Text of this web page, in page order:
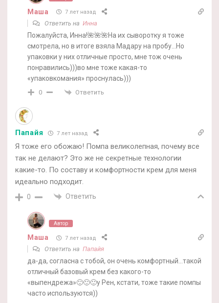
Маша 7 лет назад
Ответить на Инна
Пожалуйста, Инна!🌺🌺🌺На их сыворотку я тоже
смотрела, но в итоге взяла Мадару на пробу…Но
упаковки у них отличные просто, мне тож очень
понравились)))во мне тоже какая-то
«упаковкомания» проснулась)))
0 Ответить
Папайя 7 лет назад
Я тоже его обожаю! Помпа великолепная, почему все
так не делают? Это же не секретные технологии
какие-то. По составу и комфортности крем для меня
идеально подходит.
0 Ответить
Автор
Маша 7 лет назад
Ответить на Папайя
да-да, согласна с тобой, он очень комфортный…такой
отличный базовый крем без какого-то
«выпендрежа»🙂🙂🙂у Рен, кстати, тоже такие помпы
часто используются))